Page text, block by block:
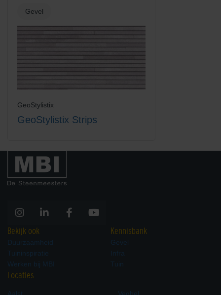
Gevel
GeoStylistix
GeoStylistix Strips
Bekijk ook
Duurzaamheid
Tuininspiratie
Werken bij MBI
Kennisbank
Gevel
Infra
Tuin
Locaties
Aalst Veghel